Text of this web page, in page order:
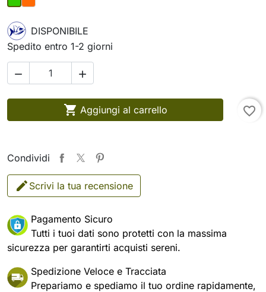
DISPONIBILE
Spedito entro 1-2 giorni
 
 Aggiungi al carrello favorite_border
Condividi
Scrivi la tua recensione
Pagamento Sicuro
Tutti i tuoi dati sono protetti con la massima
sicurezza per garantirti acquisti sereni.
Spedizione Veloce e Tracciata
Prepariamo e spediamo il tuo ordine rapidamente,